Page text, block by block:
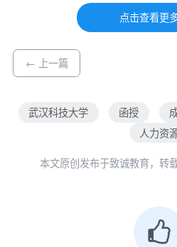
从找寻合适队友，到确定
够相互信任、竭力付出；
功能繁多的小程序；没有
PPT准备时间不足……面对
点击查看更
← 上一篇
武汉科技大学 函授
人力资
本文原创发布于致诚教育，转